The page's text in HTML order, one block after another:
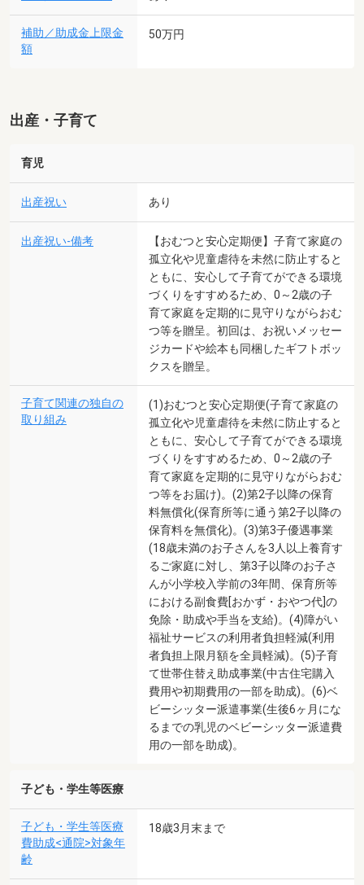
補助／助成金上限金
額
50万円
出産・子育て
育児
出産祝い あり
出産祝い-備考
【おむつと安心定期便】子育て家庭の
孤立化や児童虐待を未然に防止すると
ともに、安心して子育てができる環境
づくりをすすめるため、0～2歳の子
育て家庭を定期的に見守りながらおむ
つ等を贈呈。初回は、お祝いメッセー
ジカードや絵本も同梱したギフトボッ
クスを贈呈。
子育て関連の独自の
取り組み
(1)おむつと安心定期便(子育て家庭の
孤立化や児童虐待を未然に防止すると
ともに、安心して子育てができる環境
づくりをすすめるため、0～2歳の子
育て家庭を定期的に見守りながらおむ
つ等をお届け)。(2)第2子以降の保育
料無償化(保育所等に通う第2子以降の
保育料を無償化)。(3)第3子優遇事業
(18歳未満のお子さんを3人以上養育す
るご家庭に対し、第3子以降のお子さ
んが小学校入学前の3年間、保育所等
における副食費[おかず・おやつ代]の
免除・助成や手当を支給)。(4)障がい
福祉サービスの利用者負担軽減(利用
者負担上限月額を全員軽減)。(5)子育
て世帯住替え助成事業(中古住宅購入
費用や初期費用の一部を助成)。(6)ベ
ビーシッター派遣事業(生後6ヶ月にな
るまでの乳児のベビーシッター派遣費
用の一部を助成)。
子ども・学生等医療
子ども・学生等医療
費助成<通院>対象年
齢
18歳3月末まで